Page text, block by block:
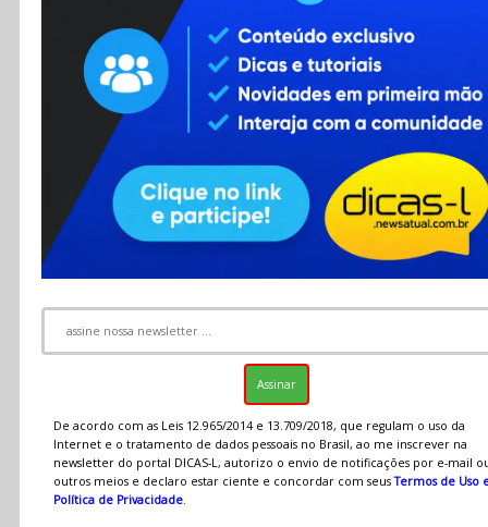
Contato
RSS
De acordo com as Leis 12.965/2014 e 13.709/2018, que regulam o uso da
Internet e o tratamento de dados pessoais no Brasil, ao me inscrever na
newsletter do portal DICAS-L, autorizo o envio de notificações por e-mail
outros meios e declaro estar ciente e concordar com seusTermos de Uso
Política de Privacidade.